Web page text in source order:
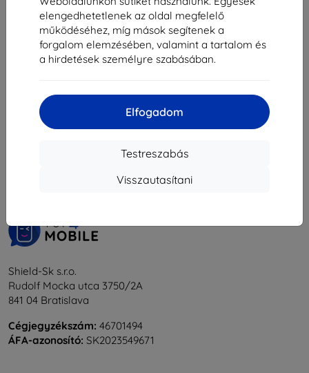
elengedhetetlenek az oldal megfelelő
működéséhez, míg mások segítenek a
forgalom elemzésében, valamint a tartalom és
a hirdetések személyre szabásában.
Elfogadom
Testreszabás
Visszautasítani
3 230 Ft
Raktáron > 5 darab
Összes találat5.
Shield-Sk s.r.o.
Rudolf Mocka utca 3750/2A
841 04 Bratislava
Cégjegyzékszám: 46701494
ÁFA-azonosító: SK2023549671